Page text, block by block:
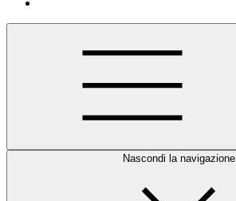
Nascondi la navigazione